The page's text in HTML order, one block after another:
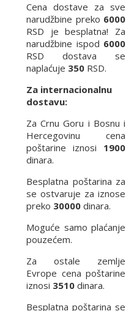
Cena dostave za sve
narudžbine preko 6000
RSD je besplatna! Za
narudžbine ispod 6000
RSD dostava se
naplaćuje 350 RSD.
Za internacionalnu
dostavu:
Za Crnu Goru i Bosnu i
Hercegovinu cena
poštarine iznosi 1900
dinara.
Besplatna poštarina za
se ostvaruje za iznose
preko 30000 dinara.
Moguće samo plaćanje
pouzećem.
Za ostale zemlje
Evrope cena poštarine
iznosi 3510 dinara.
Besplatna poštarina se